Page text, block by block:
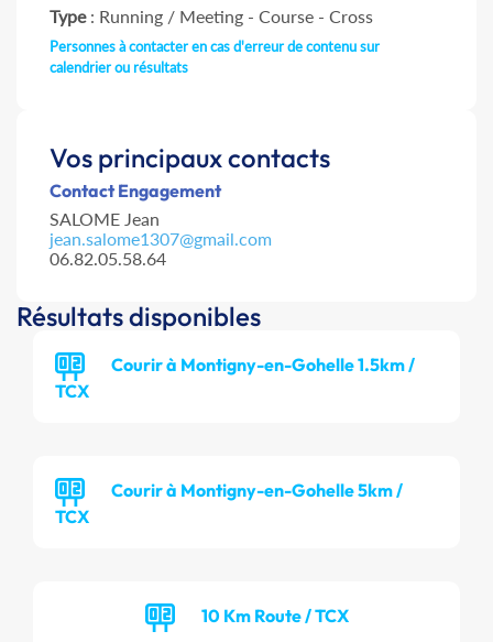
Type: Running / Meeting - Course - Cross
Personnes à contacter en cas d'erreur de contenu sur
calendrier ou résultats
Vos principaux contacts
Contact Engagement
SALOME Jean
jean.salome1307@gmail.com
06.82.05.58.64
Résultats disponibles
Courir à Montigny-en-Gohelle 1.5km /
TCX
Courir à Montigny-en-Gohelle 5km /
TCX
10 Km Route / TCX